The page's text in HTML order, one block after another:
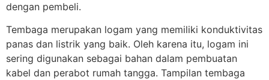
dengan pembeli.
Tembaga merupakan logam yang memiliki konduktivitas
panas dan listrik yang baik. Oleh karena itu, logam ini
sering digunakan sebagai bahan dalam pembuatan
kabel dan perabot rumah tangga. Tampilan tembaga